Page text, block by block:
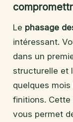
Le phasage
intéressant.
dans un
structurelle et
quelques
finitions. Cette
vous permet